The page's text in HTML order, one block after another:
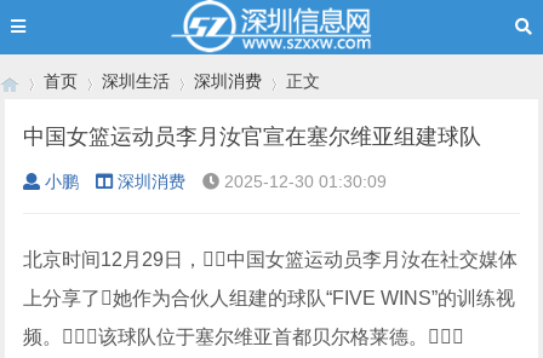
›
首页
›
深圳生活
›
深圳消费
›
正文
中国女篮运动员李月汝官宣在塞尔维亚组建球队
小鹏 深圳消费 2025-12-30 01:30:09
北京时间12月29日，中国女篮运动员李月汝在社交媒体
上分享了她作为合伙人组建的球队“FIVE WINS”的训练视
频。该球队位于塞尔维亚首都贝尔格莱德。